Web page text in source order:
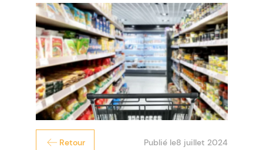
Retour Publié le8 juillet 2024